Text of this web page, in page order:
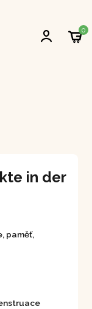
0
in der
paměť,